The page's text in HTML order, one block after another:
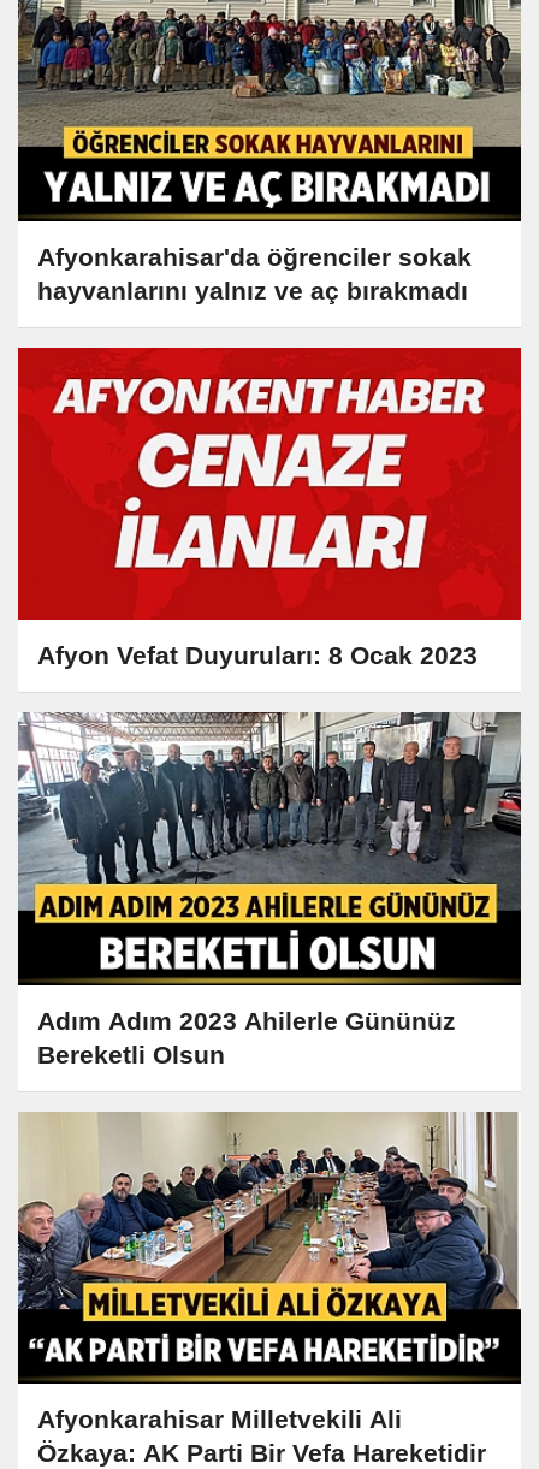
Afyonkarahisar'da öğrenciler sokak
hayvanlarını yalnız ve aç bırakmadı
Afyon Vefat Duyuruları: 8 Ocak 2023
Adım Adım 2023 Ahilerle Gününüz
Bereketli Olsun
Afyonkarahisar Milletvekili Ali
Özkaya: AK Parti Bir Vefa Hareketidir